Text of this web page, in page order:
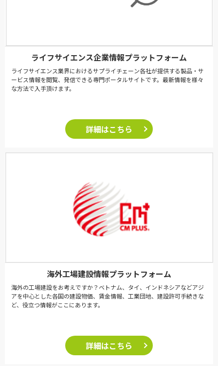
ライフサイエンス企業情報プラットフォーム
ライフサイエンス業界におけるサプライチェーン各社が提供する製品・サ
ービス情報を閲覧、発信できる専門ポータルサイトです。最新情報を様々
な方法で入手頂けます。
詳細はこちら
海外工場建設情報プラットフォーム
海外の工場建設をお考えですか？ベトナム、タイ、インドネシアなどアジ
アを中心とした各国の建設物価、賃金情報、工業団地、建設許可手続きな
ど、役立つ情報がここにあります。
詳細はこちら